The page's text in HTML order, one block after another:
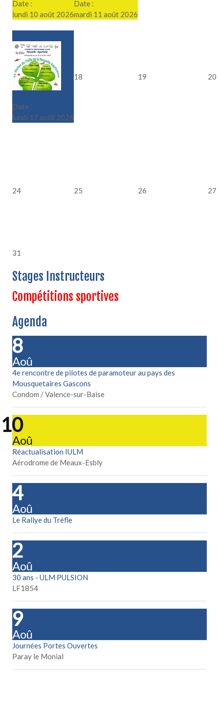
Date :
lundi 10 août 2026
Date :
mardi 11 août 2026
Date :
lundi 17 août 2026
18 19 20
24 25 26 27
31
Stages Instructeurs
Compétitions sportives
Agenda
08
Aoû
4e rencontre de pilotes de paramoteur au pays des
Mousquetaires Gascons
Condom / Valence-sur-Baise
10
Aoû
Réactualisation IULM
Aérodrome de Meaux-Esbly
14
Aoû
Le Rallye du Trèfle
22
Aoû
30 ans - ULM PULSION
LF1854
29
Aoû
Journées Portes Ouvertes
Paray le Monial